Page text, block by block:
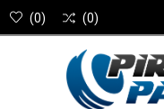
(0) (0)